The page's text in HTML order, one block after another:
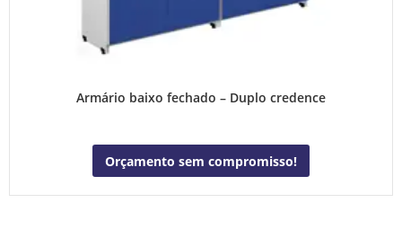
Armário baixo fechado – Duplo credence
Orçamento sem compromisso!